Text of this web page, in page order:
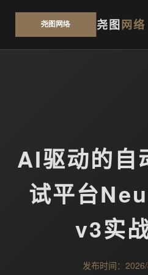
尧图网络
AI驱动的自
试平台
v3实
发布时间：